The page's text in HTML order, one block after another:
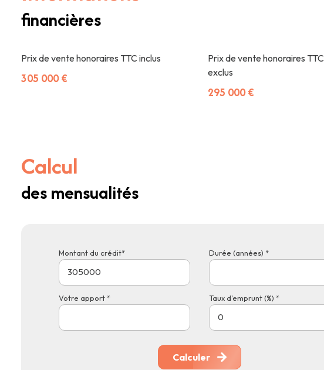
financières
Prix de vente honoraires TTC inclus
305 000 €
Prix de vente honoraires TTC
exclus
295 000 €
Calcul
des mensualités
Montant du crédit* Durée (années) *
Votre apport * Taux d'emprunt (%) *
Calculer